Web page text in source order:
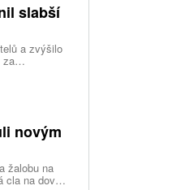
slabší
a zvýšilo
za
na
novým
žalobu na
cla na dovoz